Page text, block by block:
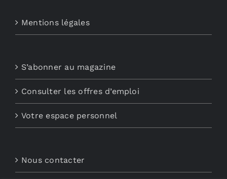
Mentions légales
S’abonner au magazine
Consulter les offres d’emploi
Votre espace personnel
Nous contacter